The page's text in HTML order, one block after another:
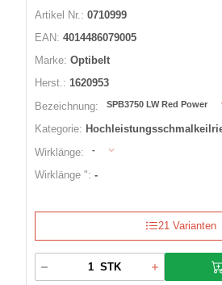
Artikel Nr.: 0710999
EAN: 4014486079005
Marke: Optibelt
Herst.: 1620953
Bezeichnung:
SPB3750 LW Red Power
Kategorie:
Wirklänge:
-
Wirklänge ": -
21 Varianten
STK